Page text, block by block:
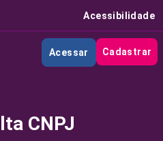
Acessibilidade
Acessar Cadastrar
CNPJ